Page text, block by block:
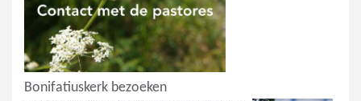
Bonifatiuskerk bezoeken